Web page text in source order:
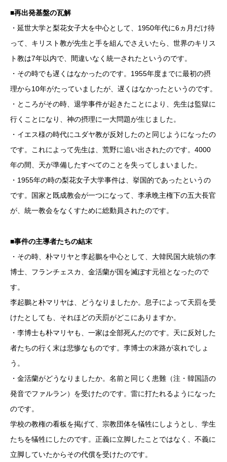
■再出発基盤の瓦解
・延世大学と梨花女子大を中心として、1950年代に6ヵ月だけ待
って、キリスト教が先生と手を組んでさえいたら、世界のキリス
ト教は7年以内で、間違いなく統一されたというのです。
・その時でも遅くはなかったのです。1955年度までに最初の摂
理から10年がたっていましたが、遅くはなかったというのです。
・ところがその時、退学事件が起きたことにより、先生は監獄に
行くことになり、神の摂理に一大問題が生じました。
・イエス様の時代にユダヤ教が反対したのと同じようになったの
です。これによって先生は、荒野に追い出されたのです。4000
年の間、天が準備したすべてのことを失ってしまいました。
・1955年の時の梨花女子大学事件は、挙国的であったというの
です。国家と既成教会が一つになって、李承晩主権下の五大長官
が、統一教会をなくすために総動員されたのです。
■事件の主導者たちの結末
・その時、朴マリヤと李起鵬を中心として、大韓民国大統領の李
博士、フランチェスカ、金活蘭が国を滅ぼす元祖となったので
す。
李起鵬と朴マリヤは、どうなりましたか。息子によって天罰を受
けたとしても、それほどの天罰がどこにありますか。
・李博士も朴マリヤも、一家は全部死んだのです。天に反対した
者たちの行く末は悲惨なものです。李博士の末路が哀れでしょ
う。
・金活蘭がどうなりましたか。名前と同じく患難（注・韓国語の
発音でファルラン）を受けたのです。雷に打たれるようになった
のです。
学校の教権の看板を掲げて、宗教団体を犠牲にしようとし、学生
たちを犠牲にしたのです。正義に立脚したことではなく、不義に
立脚していたからその代償を受けたのです。